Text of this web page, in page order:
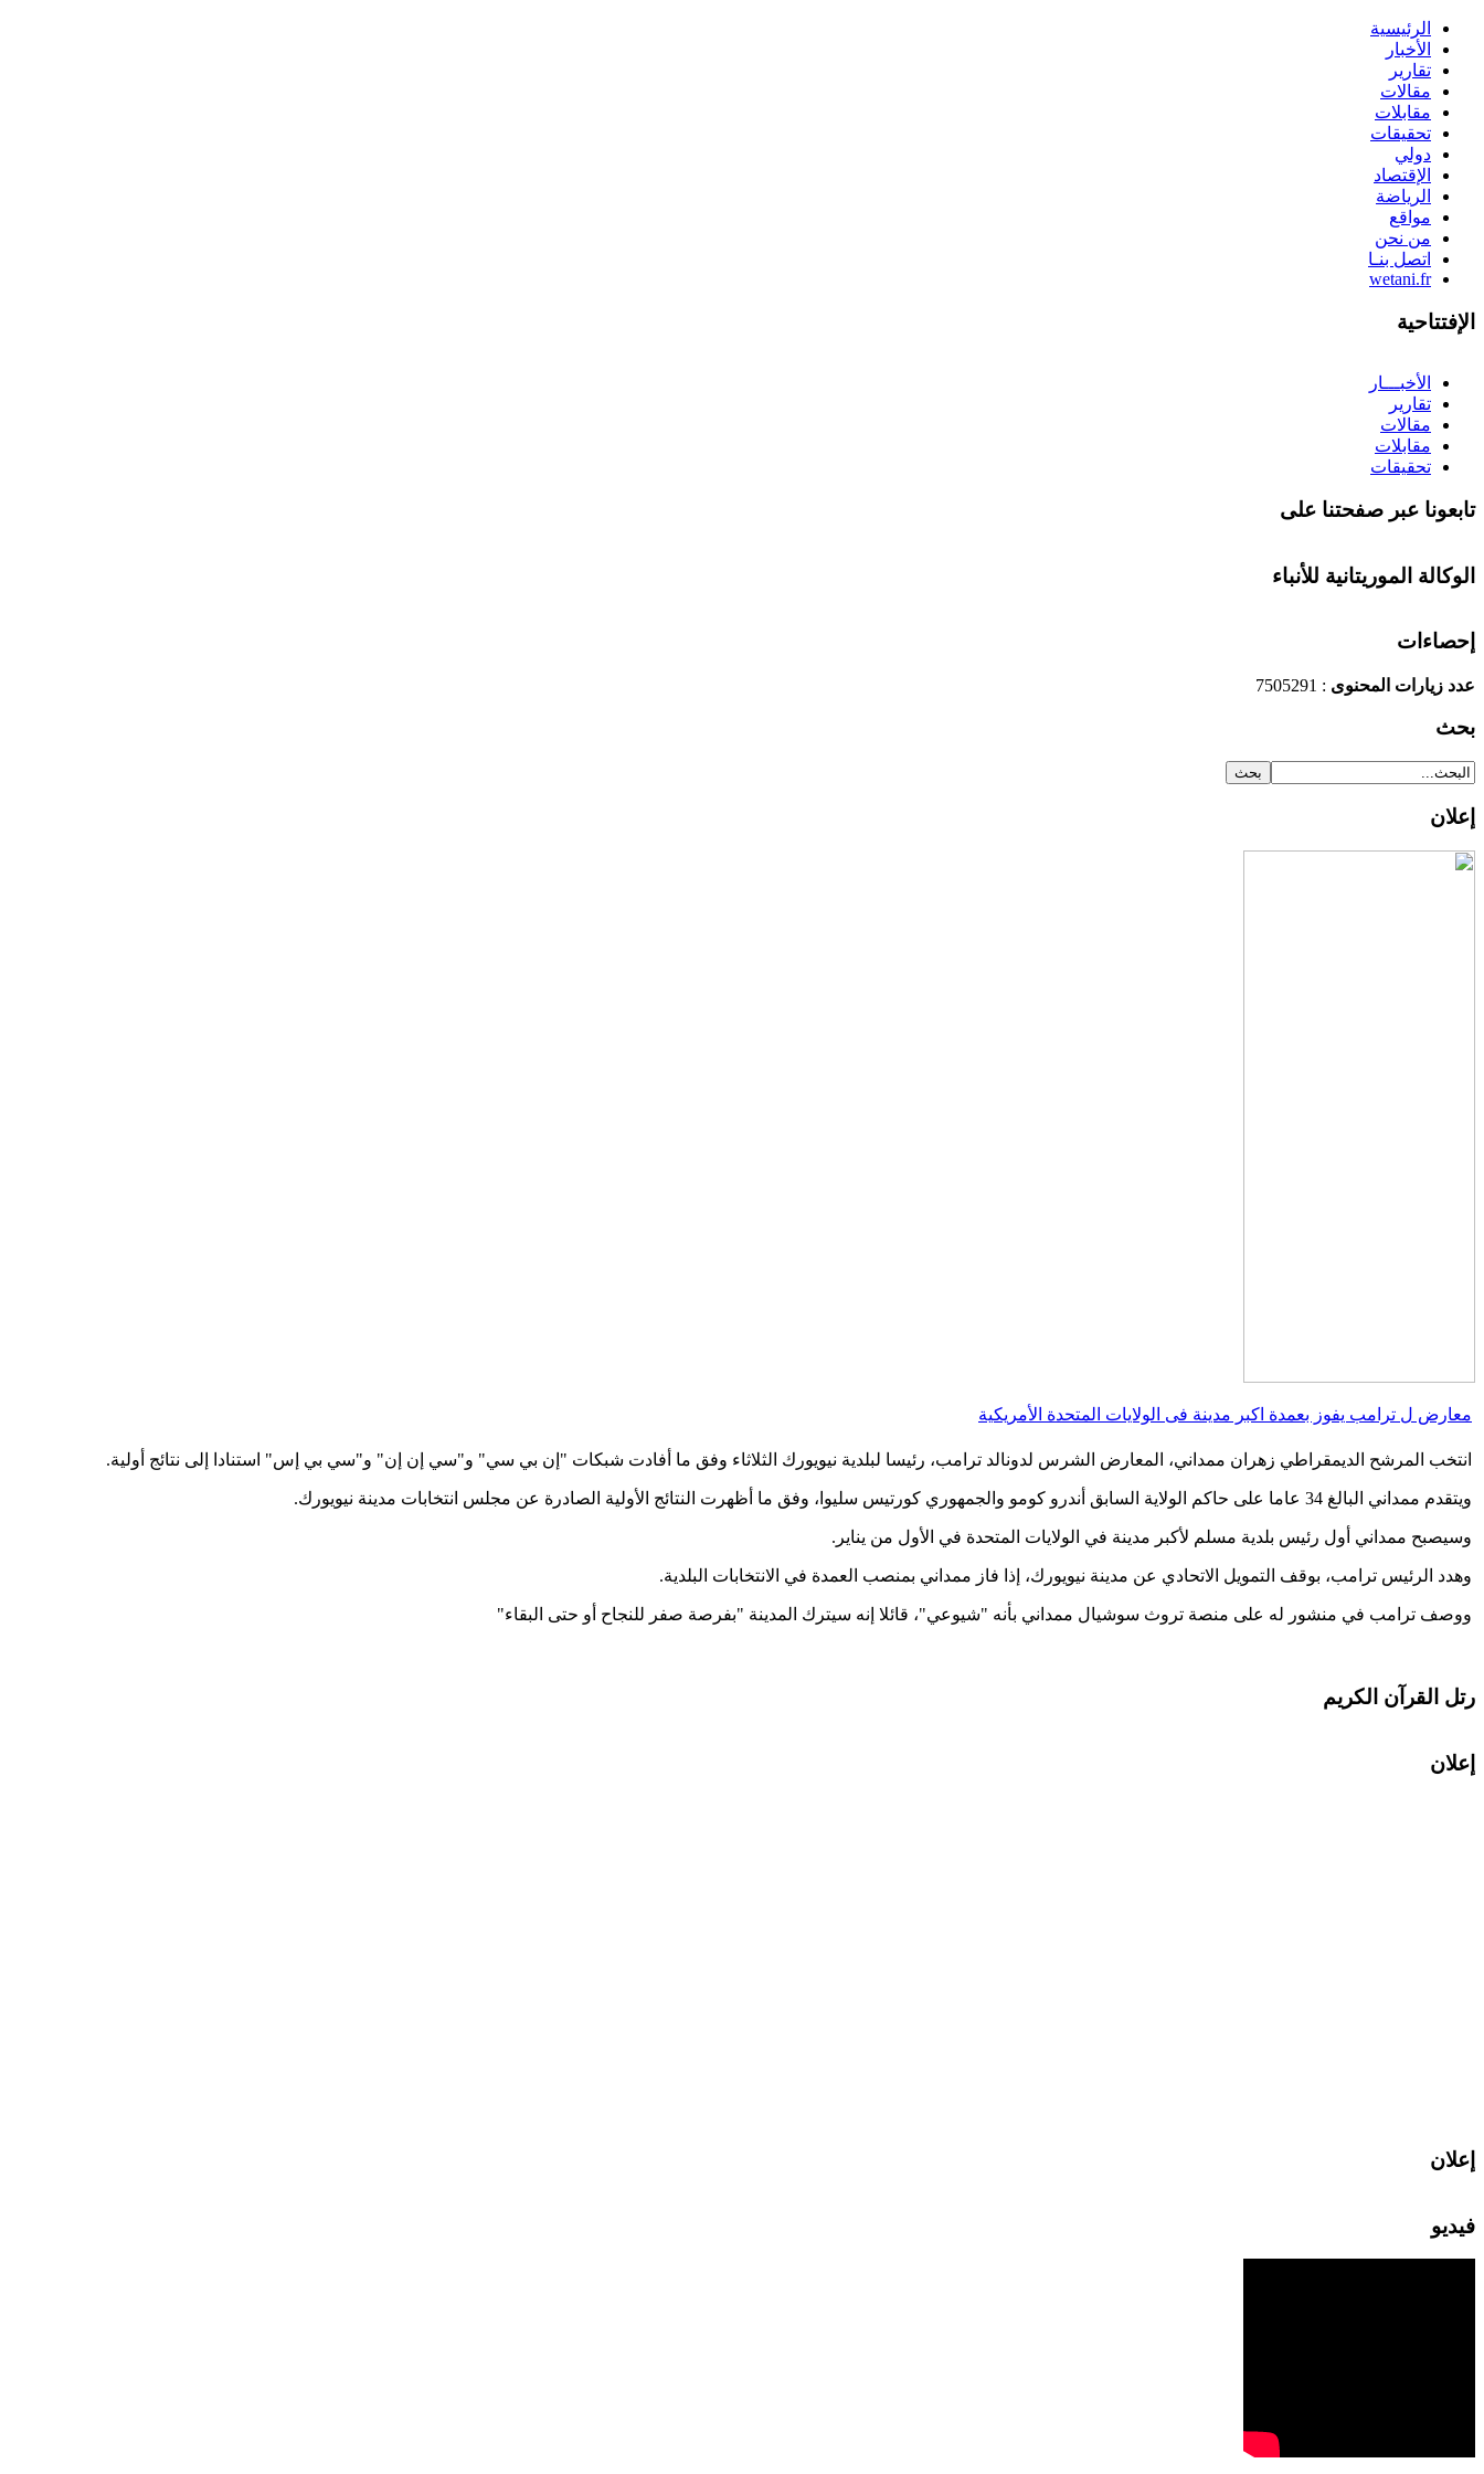
الرئيسية
الأخبار
تقارير
مقالات
مقابلات
تحقيقات
دولي
الإقتصاد
الرياضة
مواقع
من نحن
اتصل بنـا
wetani.fr
الإفتتاحية
الأخبـــار
تقارير
مقالات
مقابلات
تحقيقات
تابعونا عبر صفحتنا على
الوكالة الموريتانية للأنباء
إحصاءات
عدد زيارات المحنوى : 7505291
بحث
إعلان
معارض ل ترامب يفوز بعمدة اكبر مدينة فى الولايات المتحدة الأمريكية
انتخب المرشح الديمقراطي زهران ممداني، المعارض الشرس لدونالد ترامب، رئيسا لبلدية نيويورك الثلاثاء وفق ما أفادت شبكات "إن بي سي" و"سي إن إن" و"سي بي إس" استنادا إلى نتائج أولية.
ويتقدم ممداني البالغ 34 عاما على حاكم الولاية السابق أندرو كومو والجمهوري كورتيس سليوا، وفق ما أظهرت النتائج الأولية الصادرة عن مجلس انتخابات مدينة نيويورك.
وسيصبح ممداني أول رئيس بلدية مسلم لأكبر مدينة في الولايات المتحدة في الأول من يناير.
وهدد الرئيس ترامب، بوقف التمويل الاتحادي عن مدينة نيويورك، إذا فاز ممداني بمنصب العمدة في الانتخابات البلدية.
ووصف ترامب في منشور له على منصة تروث سوشيال ممداني بأنه "شيوعي"، قائلا إنه سيترك المدينة "بفرصة صفر للنجاح أو حتى البقاء"
رتل القرآن الكريم
إعلان
إعلان
فيديو